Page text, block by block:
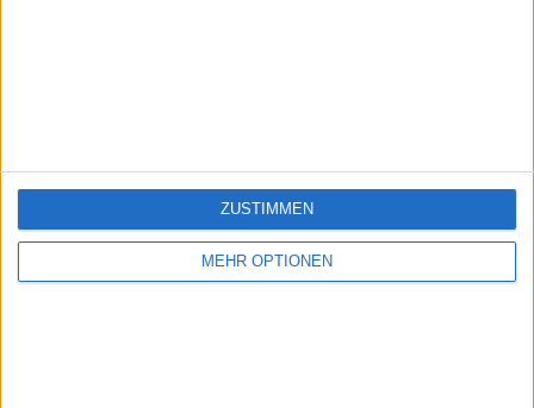
MEHR OPTIONEN
ZUSTIMMEN